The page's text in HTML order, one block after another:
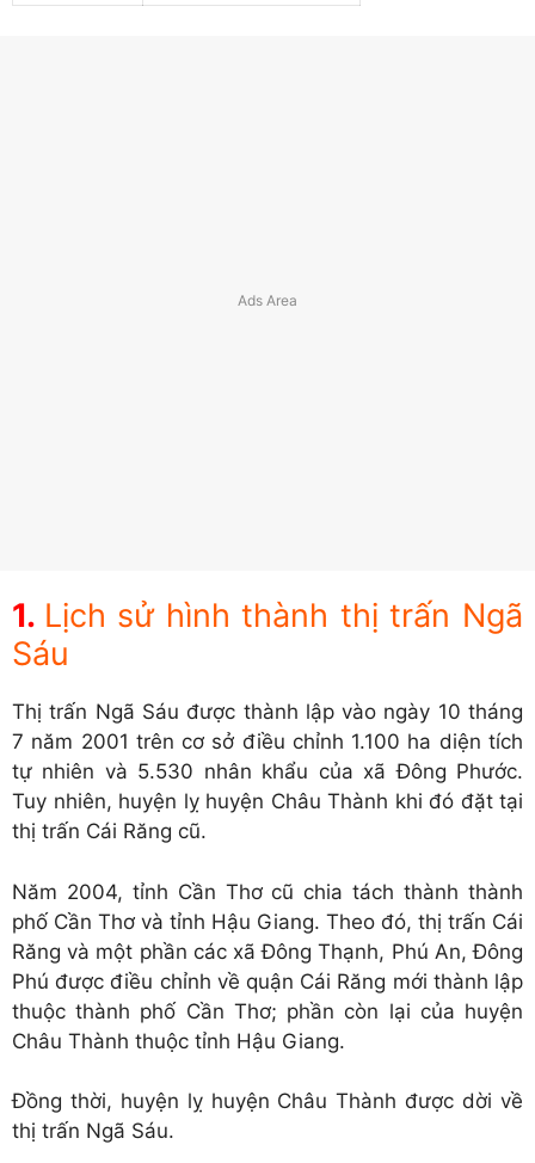
Lịch sử hình thành thị trấn Ngã
Sáu
Thị trấn Ngã Sáu được thành lập vào ngày 10 tháng
7 năm 2001 trên cơ sở điều chỉnh 1.100 ha diện tích
tự nhiên và 5.530 nhân khẩu của xã Đông Phước.
Tuy nhiên, huyện lỵ huyện Châu Thành khi đó đặt tại
thị trấn Cái Răng cũ.
Năm 2004, tỉnh Cần Thơ cũ chia tách thành thành
phố Cần Thơ và tỉnh Hậu Giang. Theo đó, thị trấn Cái
Răng và một phần các xã Đông Thạnh, Phú An, Đông
Phú được điều chỉnh về quận Cái Răng mới thành lập
thuộc thành phố Cần Thơ; phần còn lại của huyện
Châu Thành thuộc tỉnh Hậu Giang.
Đồng thời, huyện lỵ huyện Châu Thành được dời về
thị trấn Ngã Sáu.